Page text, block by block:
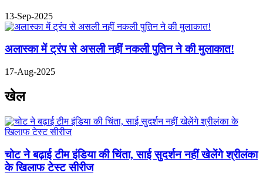
13-Sep-2025
अलास्का में ट्रंप से असली नहीं नकली पुतिन ने की मुलाकात!
17-Aug-2025
खेल
चोट ने बढ़ाई टीम इंडिया की चिंता, साई सुदर्शन नहीं खेलेंगे श्रीलंका
के खिलाफ टेस्ट सीरीज